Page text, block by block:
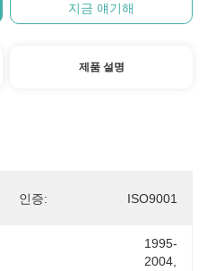
지금 얘기해
제품 설명
인증: ISO9001
1995-
2004,